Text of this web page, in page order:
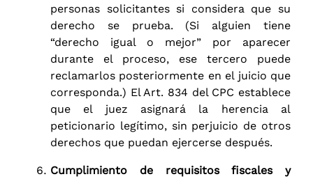
personas solicitantes si considera que su
derecho se prueba. (Si alguien tiene
“derecho igual o mejor” por aparecer
durante el proceso, ese tercero puede
reclamarlos posteriormente en el juicio que
corresponda.) El Art. 834 del CPC establece
que el juez asignará la herencia al
peticionario legítimo, sin perjuicio de otros
derechos que puedan ejercerse después.
Cumplimiento de requisitos fiscales y